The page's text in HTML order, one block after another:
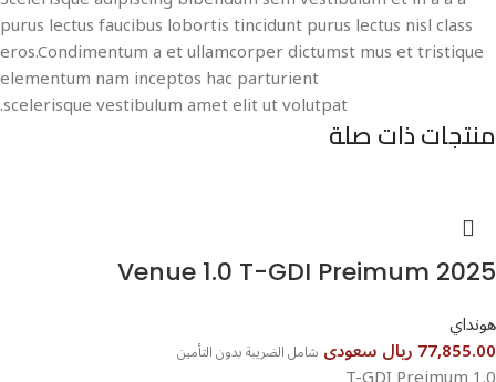
purus lectus faucibus lobortis tincidunt purus lectus nisl class
eros.Condimentum a et ullamcorper dictumst mus et tristique
elementum nam inceptos hac parturient
scelerisque vestibulum amet elit ut volutpat.
منتجات ذات صلة
هونداي
77,855.00 ريال سعودى شامل الضريبة بدون التأمين